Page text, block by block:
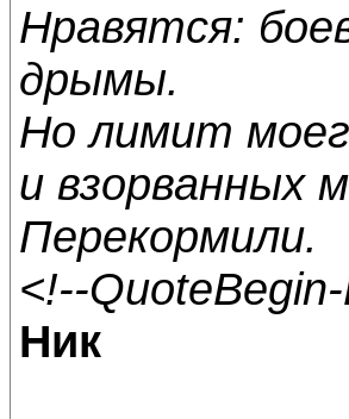
Нравятся:
дрымы.
Но лимит
и взорванных
Перекормили.
<!--
Ник